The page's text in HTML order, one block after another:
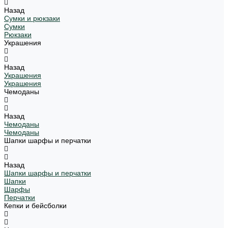
Назад
Сумки и рюкзаки
Сумки
Рюкзаки
Украшения
Назад
Украшения
Украшения
Чемоданы
Назад
Чемоданы
Чемоданы
Шапки шарфы и перчатки
Назад
Шапки шарфы и перчатки
Шапки
Шарфы
Перчатки
Кепки и бейсболки